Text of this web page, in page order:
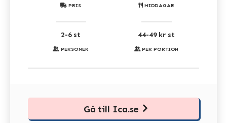
PRIS MIDDAGAR
PERSONER
2-6 st
PER PORTION
44-49 kr st
Gå till Ica.se